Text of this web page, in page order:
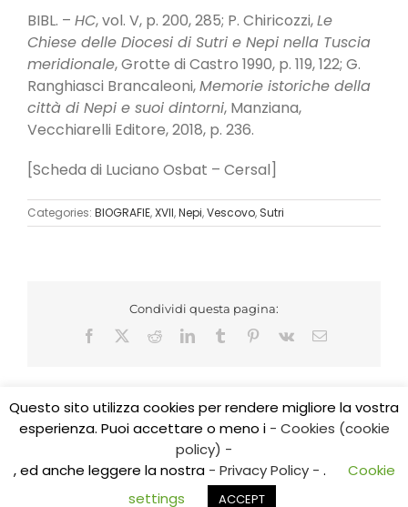
BIBL. – HC, vol. V, p. 200, 285; P. Chiricozzi,Le
Chiese delle Diocesi di Sutri e Nepi nella Tuscia
meridionale, Grotte di Castro 1990, p. 119, 122; G.
Ranghiasci Brancaleoni,Memorie istoriche della
città di Nepi e suoi dintorni, Manziana,
Vecchiarelli Editore, 2018, p. 236.
[Scheda di Luciano Osbat – Cersal]
Categories: BIOGRAFIE,XVII,Nepi,Vescovo, Sutri
Condividi questa pagina:
Facebook
RedditLinkedInTumblr Pinterest
Vk Email
Copyright 2017 CEDIDO v.2.3 | All Rights Reserved | Tel.
0761/325584
E-mail: cedidoviterbo@gmail.com | E-mail:
centroricerchealtolazio@gmail.com
Questo sito utilizza cookies per rendere migliore la vostra
esperienza. Puoi accettare o meno i - Cookies (cookie
policy) -
, ed anche leggere la nostra - Privacy Policy - .
Cookie
settings
ACCEPT